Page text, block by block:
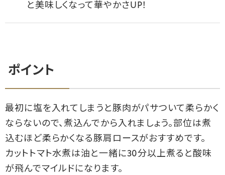
と美味しくなって華やかさUP！
ポイント
最初に塩を入れてしまうと豚肉がパサついて柔らかく
ならないので、煮込んでから入れましょう。部位は煮
込むほど柔らかくなる豚肩ロースがおすすめです。
カットトマト水煮は油と一緒に30分以上煮ると酸味
が飛んでマイルドになります。